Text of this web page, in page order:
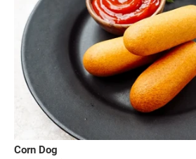
Corn Dog